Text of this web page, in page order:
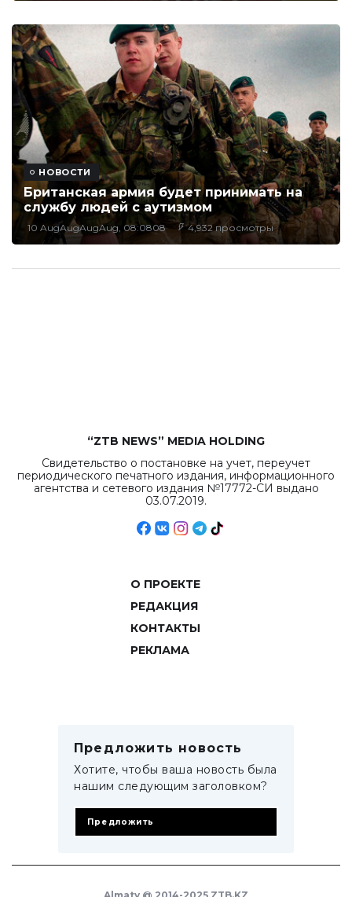
НОВОСТИ
Британская армия будет принимать на
службу людей с аутизмом
10 AugAugAugAug, 08:0808 4,932 просмотры
“ZTB NEWS” MEDIA HOLDING
Свидетельство о постановке на учет, переучет
периодического печатного издания, информационного
агентства и сетевого издания №17772-СИ выдано
03.07.2019.
О ПРОЕКТЕ
РЕДАКЦИЯ
КОНТАКТЫ
РЕКЛАМА
Предложить новость
Хотите, чтобы ваша новость была
нашим следующим заголовком?
Предложить